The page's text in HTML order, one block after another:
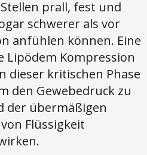
prall, fest und
schwerer als vor
anfühlen können. Eine
Lipödem Kompression
dieser kritischen Phase
den Gewebedruck zu
der übermäßigen
Flüssigkeit